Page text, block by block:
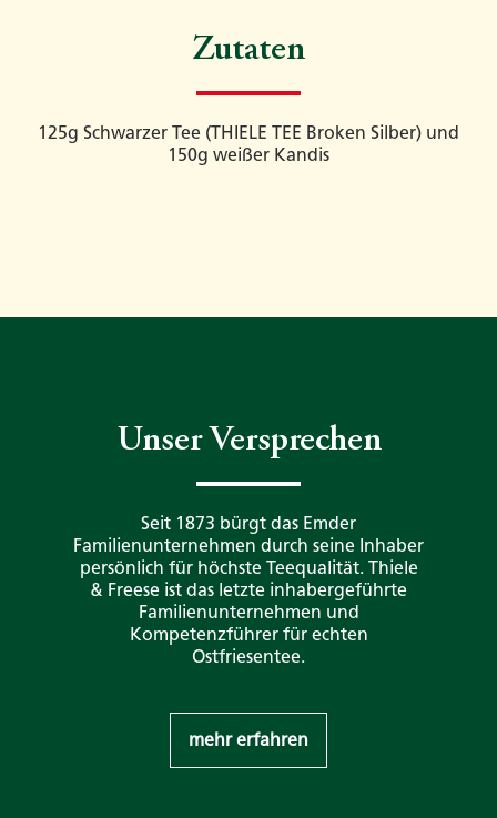
Zutaten
125g Schwarzer Tee (THIELE TEE Broken Silber) und
150g weißer Kandis
Unser Versprechen
Seit 1873 bürgt das Emder
Familienunternehmen durch seine Inhaber
persönlich für höchste Teequalität. Thiele
& Freese ist das letzte inhabergeführte
Familienunternehmen und
Kompetenzführer für echten
Ostfriesentee.
mehr erfahren